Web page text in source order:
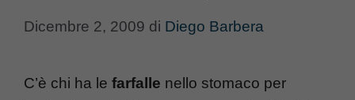
Dicembre 2, 2009 di Diego Barbera
C’è chi ha le farfalle nello stomaco per